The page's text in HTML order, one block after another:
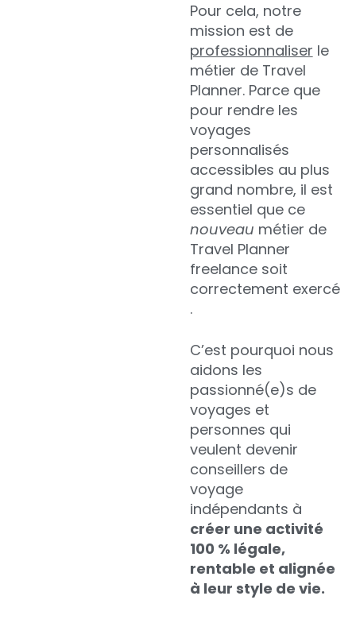
Pour cela, notre
mission est de
professionnaliser le
métier de Travel
Planner. Parce que
pour rendre les
voyages
personnalisés
accessibles au plus
grand nombre, il est
essentiel que ce
nouveau métier de
Travel Planner
freelance soit
correctement exercé
.
C’est pourquoi nous
aidons les
passionné(e)s de
voyages et
personnes qui
veulent devenir
conseillers de
voyage
indépendants à
créer une activité
100 % légale,
rentable et alignée
à leur style de vie.